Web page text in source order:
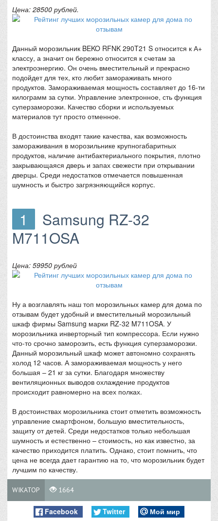
Цена: 28500 рублей.
Данный морозильник BEKO RFNK 290T21 S относится к А+
классу, а значит он бережно относится к счетам за
электроэнергию. Он очень вместительный и прекрасно
подойдет для тех, кто любит замораживать много
продуктов. Замораживаемая мощность составляет до 16-ти
килограмм за сутки. Управление электронное, сть функция
суперзаморозки. Качество сборки и используемых
материалов тут просто отменное.
В достоинства входят такие качества, как возможность
замораживания в морозильнике крупногабаритных
продуктов, наличие антибактериального покрытия, плотно
закрывающаяся дверь и запах свежести при открывании
дверцы. Среди недостатков отмечается повышенная
шумность и быстро загрязняющийся корпус.
1
Samsung RZ-32
M711OSA
Цена: 59950 рублей
Ну а возглавлять наш топ морозильных камер для дома по
отзывам будет удобный и вместительный морозильный
шкаф фирмы Samsung марки RZ-32 M711OSA. У
морозильника инверторный тип компрессора. Если нужно
что-то срочно заморозить, есть функция суперзаморозки.
Данный морозильный шкаф может автономно сохранять
холод 12 часов. А замораживаемая мощность у него
большая – 21 кг за сутки. Благодаря множеству
вентиляционных выводов охлаждение продуктов
происходит равномерно на всех полках.
В достоинствах морозильника стоит отметить возможность
управление смартфоном, большую вместительность,
защиту от детей. Среди недостатков только небольшая
шумность и естественно – стоимость, но как известно, за
качество приходится платить. Однако, стоит помнить, что
цена не всегда дает гарантию на то, что морозильник будет
лучшим по качеству.
WIKATOP 1664
Facebook Twitter
Мой мир